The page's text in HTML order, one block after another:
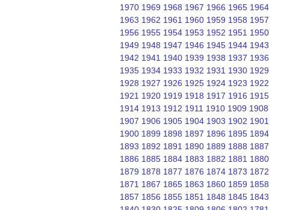
1970 1969 1968 1967 1966 1965 1964
1963 1962 1961 1960 1959 1958 1957
1956 1955 1954 1953 1952 1951 1950
1949 1948 1947 1946 1945 1944 1943
1942 1941 1940 1939 1938 1937 1936
1935 1934 1933 1932 1931 1930 1929
1928 1927 1926 1925 1924 1923 1922
1921 1920 1919 1918 1917 1916 1915
1914 1913 1912 1911 1910 1909 1908
1907 1906 1905 1904 1903 1902 1901
1900 1899 1898 1897 1896 1895 1894
1893 1892 1891 1890 1889 1888 1887
1886 1885 1884 1883 1882 1881 1880
1879 1878 1877 1876 1874 1873 1872
1871 1867 1865 1863 1860 1859 1858
1857 1856 1855 1851 1848 1845 1843